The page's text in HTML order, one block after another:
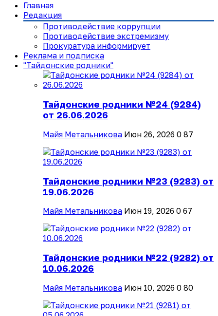
Главная
Редакция
Противодействие коррупции
Противодействие экстремизму
Прокуратура информирует
Реклама и подписка
"Тайдонские родники"
Тайдонские родники №24 (9284)
от 26.06.2026
Майя Метальникова Июн 26, 2026 0 87
Тайдонские родники №23 (9283) от
19.06.2026
Майя Метальникова Июн 19, 2026 0 67
Тайдонские родники №22 (9282) от
10.06.2026
Майя Метальникова Июн 10, 2026 0 80